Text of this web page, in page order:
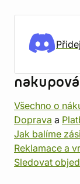
Všechno o
Doprava a
Jak balíme
Reklamace a
Sledovat